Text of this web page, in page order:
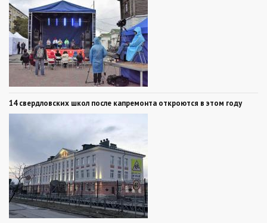
14 свердловских школ после капремонта откроются в этом году